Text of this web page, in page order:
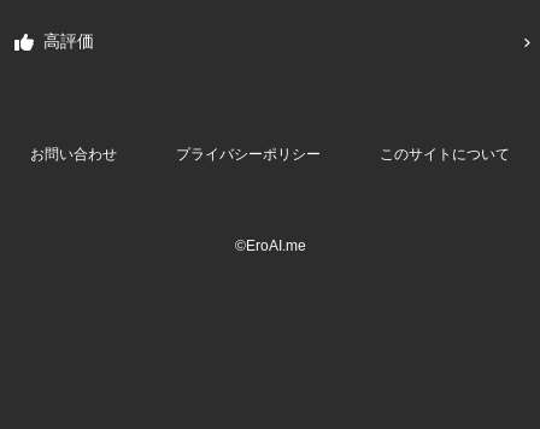
高評価
お問い合わせ プライバシーポリシー このサイトについて
©EroAI.me